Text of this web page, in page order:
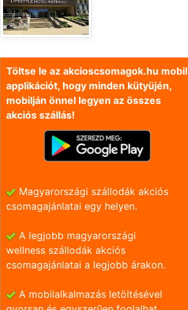
Töltse le az akcioscsomagok.hu mobil
applikációt, hogy minden kütyüjén,
mobilján önnel legyen az összes
akciós szállás!
Magyarországi szállodák akciós
csomagajánlatai egy helyen.
A legjobb magyarországi
wellness szállodák akciós
csomagajánlatai a legjobb árakon.
A mobilalkalmazás letöltésével